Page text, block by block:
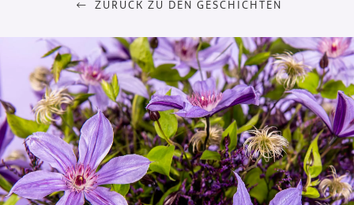
ZURÜCK ZU DEN GESCHICHTEN